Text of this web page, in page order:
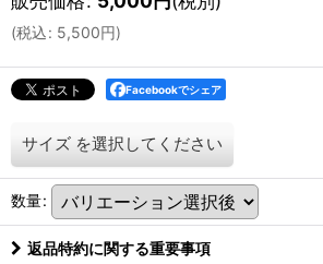
(税込: 5,500円)
Facebookでシェア
サイズ を選択してください
数量:
返品特約に関する重要事項